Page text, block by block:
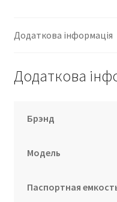
Додаткова інформація
Додаткова
Брэнд
Модель
Паспортная